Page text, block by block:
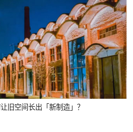
旧空间长出「新制造」？